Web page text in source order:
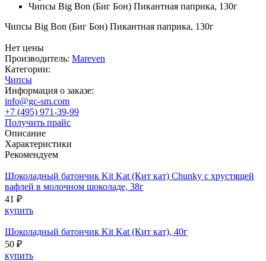
Чипсы Big Bon (Биг Бон) Пикантная паприка, 130г
Чипсы Big Bon (Биг Бон) Пикантная паприка, 130г
Нет цены
Производитель: Mareven
Категории:
Чипсы
Информация о заказе:
info@gc-sm.com
+7 (495) 971-39-99
Получить прайс
Описание
Характеристики
Рекомендуем
Шоколадный батончик Kit Kat (Кит кат) Chunky с хрустящей
вафлей в молочном шоколаде, 38г
41 ₽
купить
Шоколадный батончик Kit Kat (Кит кат), 40г
50 ₽
купить